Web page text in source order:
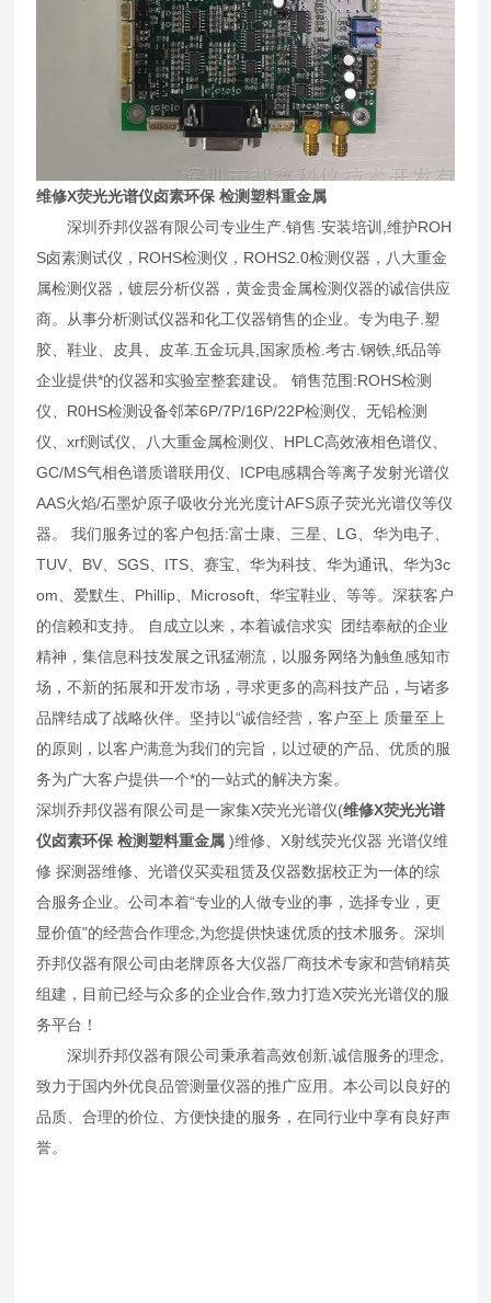
维修X荧光光谱仪卤素环保 检测塑料重金属
深圳乔邦仪器有限公司专业生产.销售.安装培训,维护ROH
S卤素测试仪，ROHS检测仪，ROHS2.0检测仪器，八大重金
属检测仪器，镀层分析仪器，黄金贵金属检测仪器的诚信供应
商。从事分析测试仪器和化工仪器销售的企业。专为电子.塑
胶、鞋业、皮具、皮革.五金玩具,国家质检.考古.钢铁,纸品等
企业提供*的仪器和实验室整套建设。 销售范围:ROHS检测
仪、R0HS检测设备邻苯6P/7P/16P/22P检测仪、无铅检测
仪、xrf测试仪、八大重金属检测仪、HPLC高效液相色谱仪、
GC/MS气相色谱质谱联用仪、ICP电感耦合等离子发射光谱仪
AAS火焰/石墨炉原子吸收分光光度计AFS原子荧光光谱仪等仪
器。 我们服务过的客户包括:富士康、三星、LG、华为电子、
TUV、BV、SGS、ITS、赛宝、华为科技、华为通讯、华为3c
om、爱默生、Phillip、Microsoft、华宝鞋业、等等。深获客户
的信赖和支持。 自成立以来，本着诚信求实 团结奉献的企业
精神，集信息科技发展之讯猛潮流，以服务网络为触鱼感知市
场，不新的拓展和开发市场，寻求更多的高科技产品，与诸多
品牌结成了战略伙伴。坚持以“诚信经营，客户至上 质量至上
的原则，以客户满意为我们的完旨，以过硬的产品、优质的服
务为广大客户提供一个*的一站式的解决方案。
深圳乔邦仪器有限公司是一家集X荧光光谱仪(维修X荧光光谱
仪卤素环保 检测塑料重金属 )维修、X射线荧光仪器 光谱仪维
修 探测器维修、光谱仪买卖租赁及仪器数据校正为一体的综
合服务企业。公司本着“专业的人做专业的事，选择专业，更
显价值"的经营合作理念,为您提供快速优质的技术服务。深圳
乔邦仪器有限公司由老牌原各大仪器厂商技术专家和营销精英
组建，目前已经与众多的企业合作,致力打造X荧光光谱仪的服
务平台！
深圳乔邦仪器有限公司秉承着高效创新,诚信服务的理念,
致力于国内外优良品管测量仪器的推广应用。本公司以良好的
品质、合理的价位、方便快捷的服务，在同行业中享有良好声
誉。